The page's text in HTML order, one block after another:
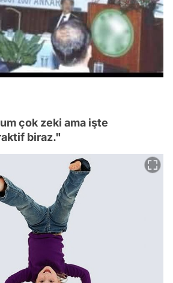
çok zeki ama işte
biraz."